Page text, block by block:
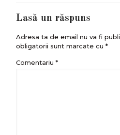
Lasă un răspuns
Adresa ta de email nu va fi
obligatorii sunt marcate cu *
Comentariu *